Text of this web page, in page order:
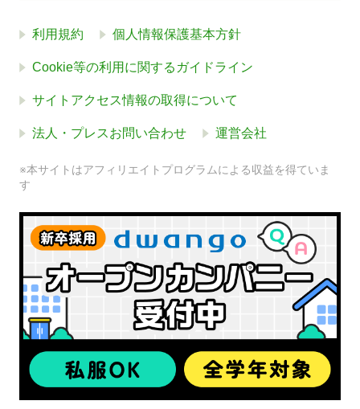
利用規約 個人情報保護基本方針
Cookie等の利用に関するガイドライン
サイトアクセス情報の取得について
法人・プレスお問い合わせ 運営会社
※本サイトはアフィリエイトプログラムによる収益を得ていま
す